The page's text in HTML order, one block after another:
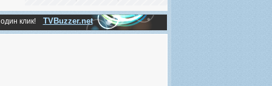
клик! TVBuzzer.net